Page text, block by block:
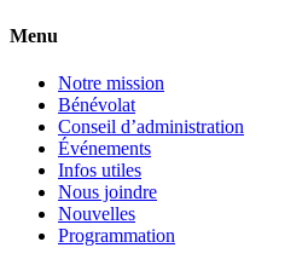
Menu
Notre mission
Bénévolat
Conseil d’administration
Événements
Infos utiles
Nous joindre
Nouvelles
Programmation